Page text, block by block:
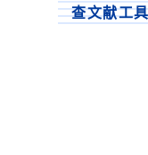
查文献工